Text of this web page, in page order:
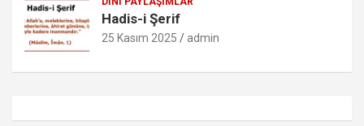
Hadis-i Şerif
25 Kasım 2025 admin